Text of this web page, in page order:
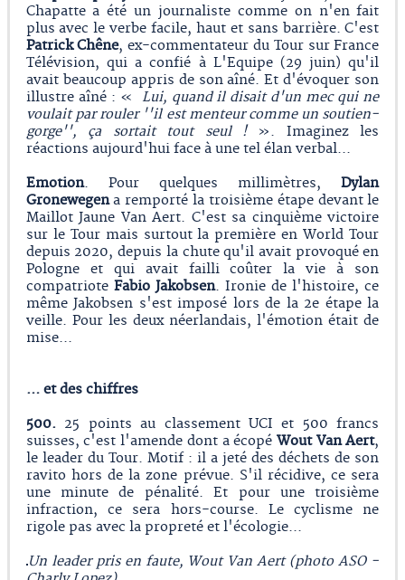
Chapatte a été un journaliste comme on n'en fait
plus avec le verbe facile, haut et sans barrière. C'est
Patrick Chêne, ex-commentateur du Tour sur France
Télévision, qui a confié à L'Equipe (29 juin) qu'il
avait beaucoup appris de son aîné. Et d'évoquer son
illustre aîné : « Lui, quand il disait d'un mec qui ne
voulait par rouler ''il est menteur comme un soutien-
gorge'', ça sortait tout seul !». Imaginez les
réactions aujourd'hui face à une tel élan verbal...
Emotion. Pour quelques millimètres,Dylan
Gronewegena remporté la troisième étape devant le
Maillot Jaune Van Aert. C'est sa cinquième victoire
sur le Tour mais surtout la première en World Tour
depuis 2020, depuis la chute qu'il avait provoqué en
Pologne et qui avait failli coûter la vie à son
compatriote Fabio Jakobsen. Ironie de l'histoire, ce
même Jakobsen s'est imposé lors de la 2e étape la
veille. Pour les deux néerlandais, l'émotion était de
mise...
… et des chiffres
500.25 points au classement UCI et 500 francs
suisses, c'est l'amende dont a écopé Wout Van Aert,
le leader du Tour. Motif : il a jeté des déchets de son
ravito hors de la zone prévue. S'il récidive, ce sera
une minute de pénalité. Et pour une troisième
infraction, ce sera hors-course. Le cyclisme ne
rigole pas avec la propreté et l'écologie...
Un leader pris en faute, Wout Van Aert (photo ASO -